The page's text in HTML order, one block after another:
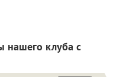
нашего клуба с